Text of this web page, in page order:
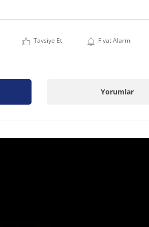
Tavsiye Et Fiyat Alarmı
Yorumlar